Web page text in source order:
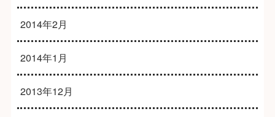
2014年2月
2014年1月
2013年12月